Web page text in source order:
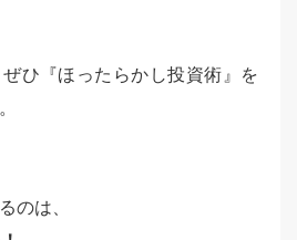
ひ『ほったらかし投資術』を
のは、